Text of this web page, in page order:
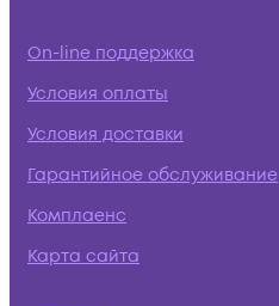
On-line поддержка
Условия оплаты
Условия доставки
Гарантийное обслуживание
Комплаенс
Карта сайта